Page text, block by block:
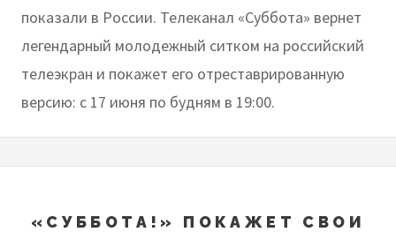
показали в России. Телеканал «Суббота» вернет
легендарный молодежный ситком на российский
телеэкран и покажет его отреставрированную
версию: с 17 июня по будням в 19:00.
«СУББОТА!» ПОКАЖЕТ СВОИ